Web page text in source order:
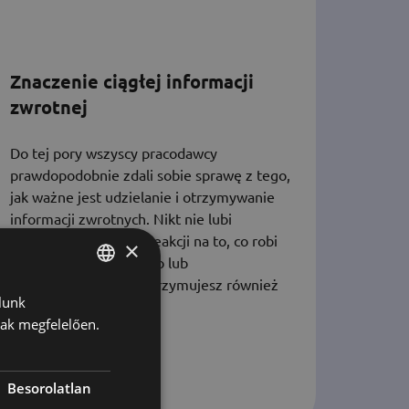
Znaczenie ciągłej informacji
zwrotnej
Do tej pory wszyscy pracodawcy
prawdopodobnie zdali sobie sprawę z tego,
jak ważne jest udzielanie i otrzymywanie
informacji zwrotnych. Nikt nie lubi
pracować bez żadnej reakcji na to, co robi
ze strony przełożonego lub
współpracowników. Otrzymujesz również
ENGLISH
×
megfelelően.
Besorolatlan